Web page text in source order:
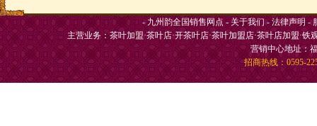
- 九州韵全国销售网点 - 关于我们 - 法律声明 -
主营业务： 茶叶加盟·茶叶店·开茶叶店·茶叶加盟店·茶叶店加盟·铁
营销中心地址：
招商热线：0595-